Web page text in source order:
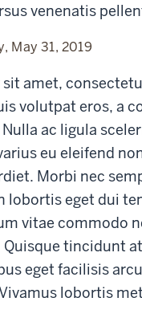
venenatis
May 31, 2019
amet,
volutpat eros, a
ac ligula
eu eleifend
Morbi nec
lobortis eget dui
vitae commodo
tincidunt
eget facilisis
lobortis